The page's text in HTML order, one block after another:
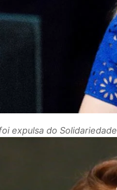
expulsa do Solidariedade